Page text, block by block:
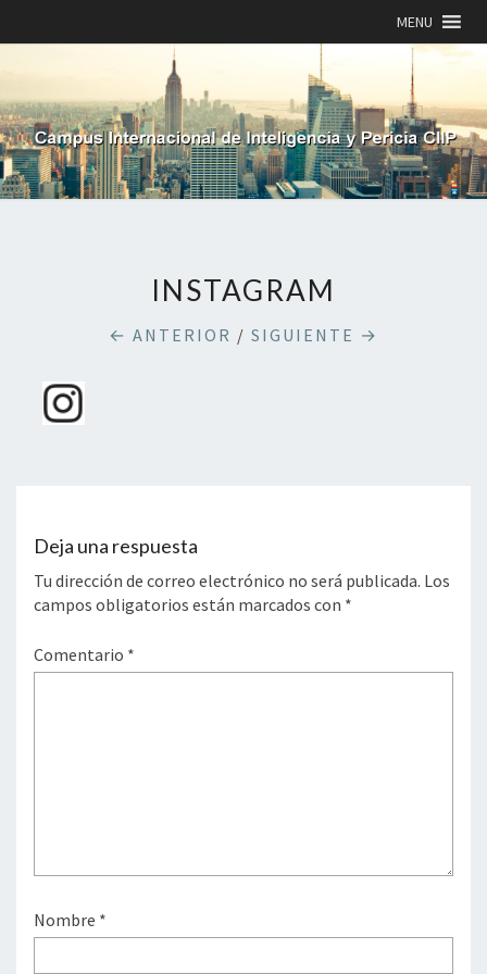
MENU
INSTAGRAM
← ANTERIOR / SIGUIENTE →
Deja una respuesta
Tu dirección de correo electrónico no será publicada. Los
campos obligatorios están marcados con *
Comentario *
Nombre *